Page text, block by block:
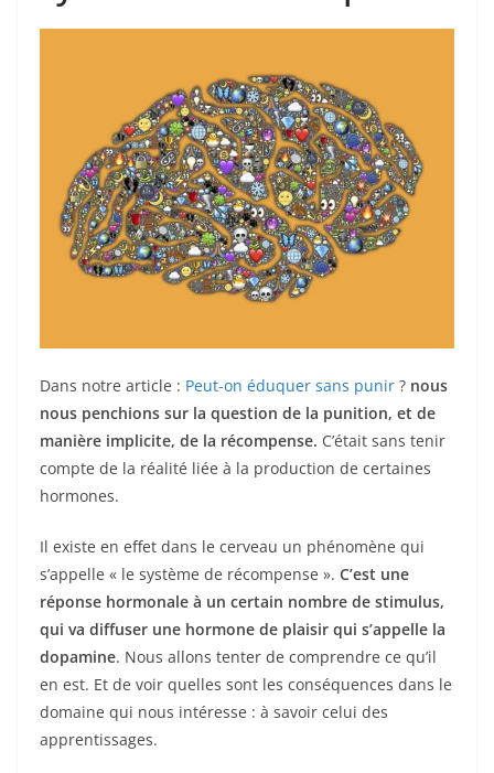
Dans notre article : Peut-on éduquer sans punir ? nous
nous penchions sur la question de la punition, et de
manière implicite, de la récompense. C’était sans tenir
compte de la réalité liée à la production de certaines
hormones.
Il existe en effet dans le cerveau un phénomène qui
s’appelle « le système de récompense ». C’est une
réponse hormonale à un certain nombre de stimulus,
qui va diffuser une hormone de plaisir qui s’appelle la
dopamine. Nous allons tenter de comprendre ce qu’il
en est. Et de voir quelles sont les conséquences dans le
domaine qui nous intéresse : à savoir celui des
apprentissages.